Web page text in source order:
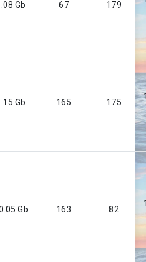
Gb 67 179
Gb 165 175
Gb 163 82